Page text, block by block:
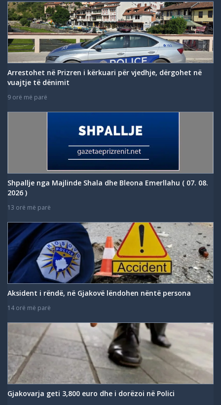
Arrestohet në Prizren i kërkuari për vjedhje, dërgohet në
vuajtje të dënimit
9 orë më parë
Shpallje nga Majlinde Shala dhe Bleona Emerllahu ( 07. 08.
2026 )
13 orë më parë
Aksident i rëndë, në Gjakovë lëndohen nëntë persona
14 orë më parë
Gjakovarja geti 3,800 euro dhe i dorëzoi në Polici